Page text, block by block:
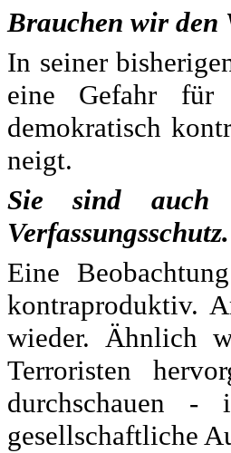
Brauchen wir den
In seiner
eine Gefahr für
demokratisch
neigt.
Sie sind auch
Eine
kontraproduktiv.
wieder. Ähnlich
Terroristen
durchschauen
gesellschaftliche